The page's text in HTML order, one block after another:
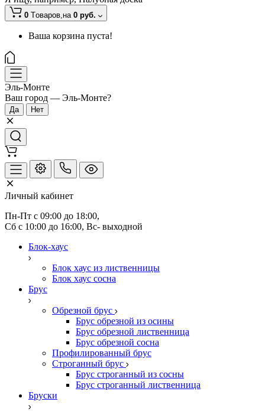
0 Tоваров,на 0 руб.
Ваша корзина пуста!
Эль-Монте
Ваш город — Эль-Монте?
Личный кабинет
Пн-Пт с 09:00 до 18:00,
Сб с 10:00 до 16:00, Вс- выходной
Блок-хаус
Блок хаус из лиственницы
Блок хаус сосна
Брус
Обрезной брус
Брус обрезной из осины
Брус обрезной лиственница
Брус обрезной сосна
Профилированный брус
Строганный брус
Брус строганный из сосны
Брус строганный лиственница
Бруски